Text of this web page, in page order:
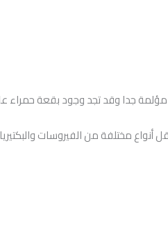
جدا وقد تجد وجود بقعة حمراء
أنواع مختلفة من الفيروسات